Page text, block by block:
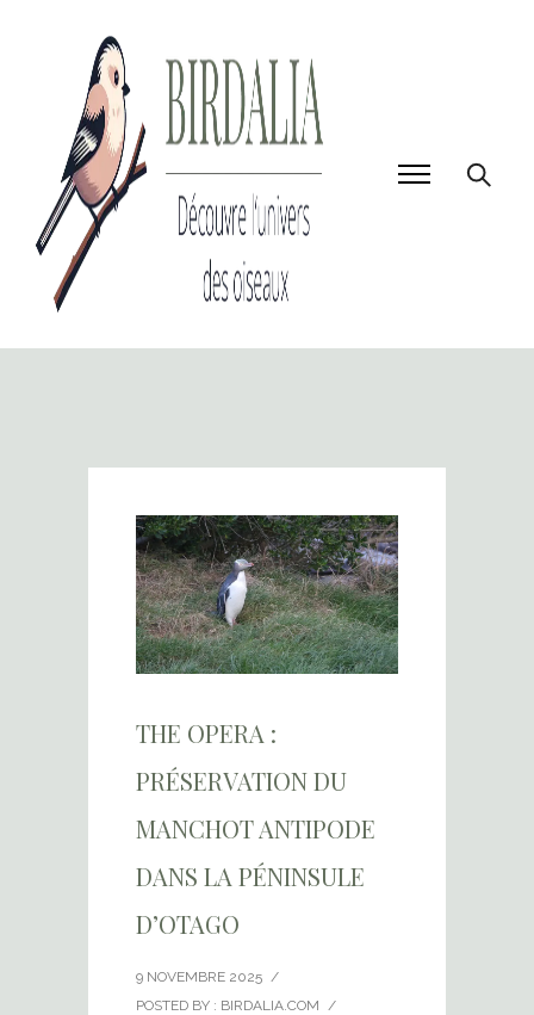
THE OPERA :
PRÉSERVATION DU
MANCHOT ANTIPODE
DANS LA PÉNINSULE
D’OTAGO
9 NOVEMBRE 2025 /
POSTED BY : BIRDALIA.COM /